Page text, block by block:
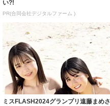
い?!
PR(合同会社デジタルファーム )
ミスFLASH2024グランプリ遠藤まめさ